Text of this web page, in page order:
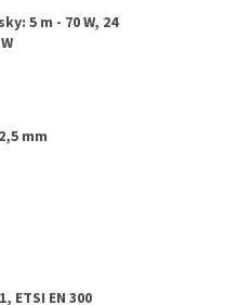
5 m - 70 W, 24
mm
ETSI EN 300